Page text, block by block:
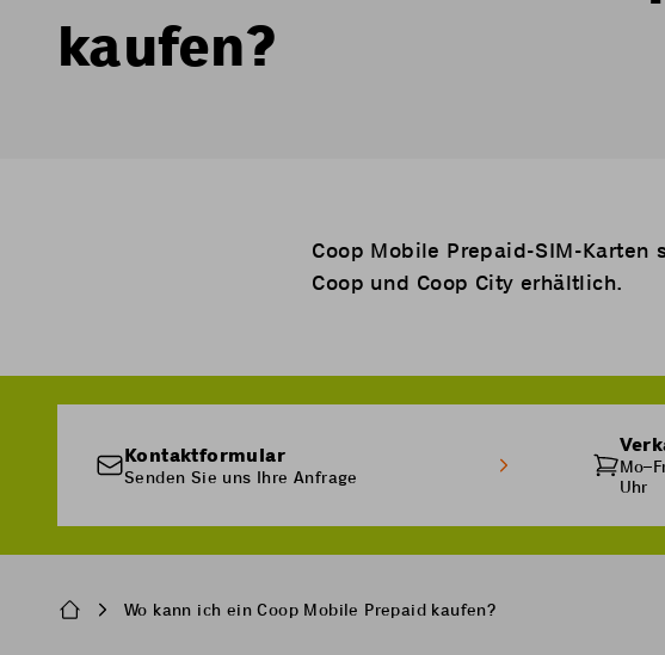
kaufen?
Coop Mobile Prepaid-SIM-
Coop und Coop City erhältlich.
Kontaktformular
Senden Sie uns Ihre Anfrage
Uhr
BreadcrumbWo kann ich ein Coop Mobile Prepaid kaufen?